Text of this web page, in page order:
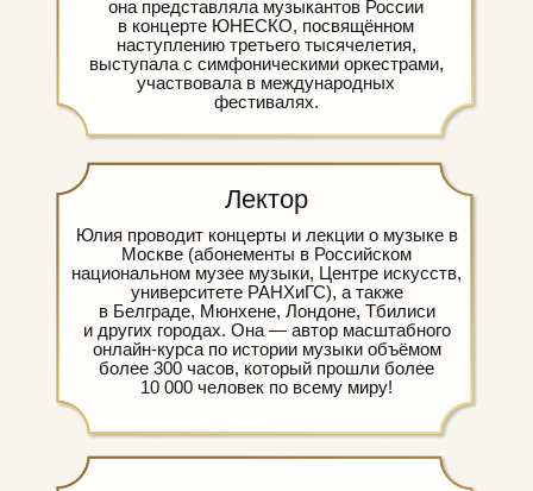
она представляла музыкантов России
в концерте ЮНЕСКО, посвящённом
наступлению третьего тысячелетия,
выступала с симфоническими оркестрами,
участвовала в международных
фестивалях.
Лектор
Юлия проводит концерты и лекции о музыке в
Москве (абонементы в Российском
национальном музее музыки, Центре искусств,
университете РАНХиГС), а также
в Белграде, Мюнхене, Лондоне, Тбилиси
и других городах. Она — автор масштабного
онлайн-курса по истории музыки объёмом
более 300 часов, который прошли более
10 000 человек по всему миру!